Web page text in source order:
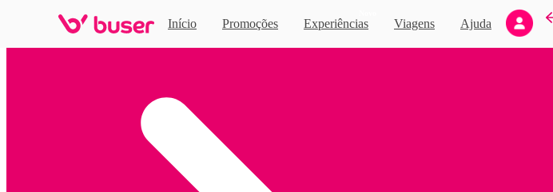
Início Promoções Experiências Viagens Ajuda